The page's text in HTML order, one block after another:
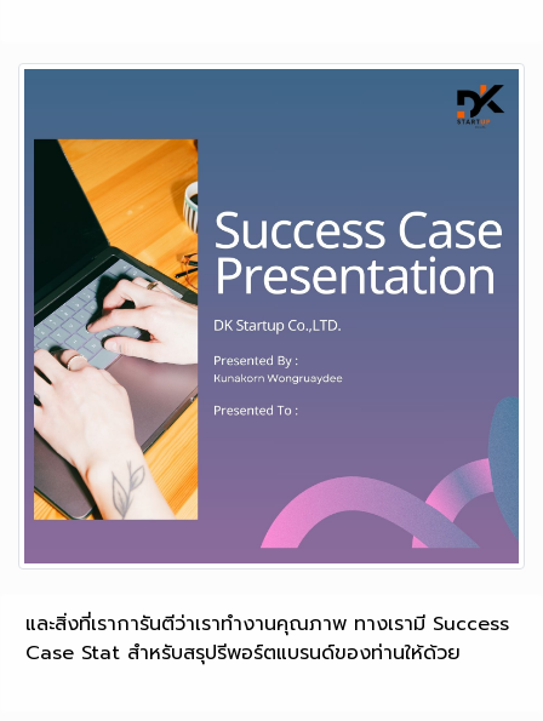
และสิ่งที่เราการันตีว่าเราทำงานคุณภาพ ทางเรามี Success
Case Stat สำหรับสรุปรีพอร์ตแบรนด์ของท่านให้ด้วย